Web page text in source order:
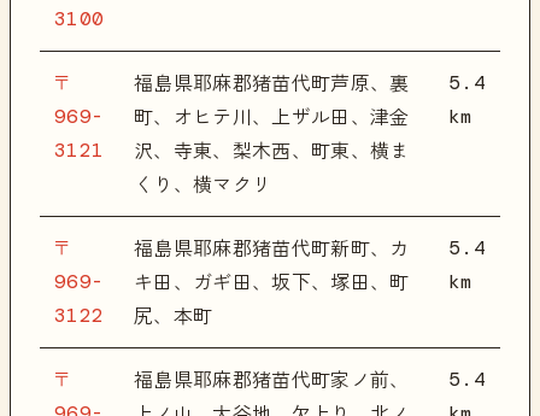
3100
〒
969-
3121
福島県耶麻郡猪苗代町芦原、裏
町、オヒテ川、上ザル田、津金
沢、寺東、梨木西、町東、横ま
くり、横マクリ
5.4
km
〒
969-
3122
福島県耶麻郡猪苗代町新町、カ
キ田、ガギ田、坂下、塚田、町
尻、本町
5.4
km
〒
福島県耶麻郡猪苗代町家ノ前、
5.4